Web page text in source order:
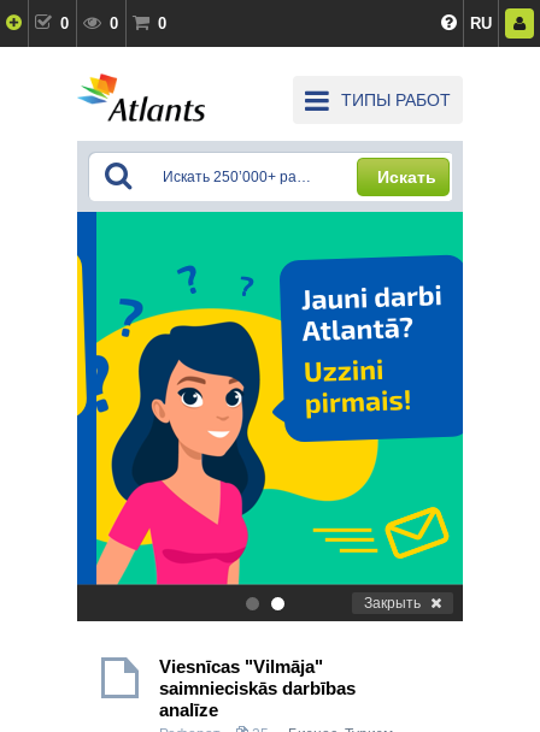
0 0 0 RU
ТИПЫ РАБОТ
Искать
. Закрыть
Viesnīcas "Vilmāja"
saimnieciskās darbības
analīze